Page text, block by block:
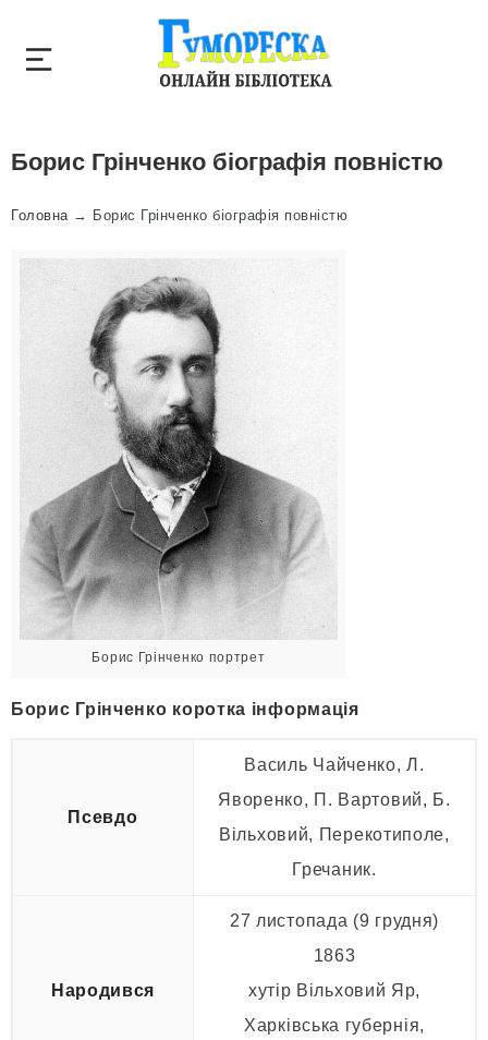
Борис Грінченко біографія повністю
Головна→ Борис Грінченко біографія повністю
Борис Грінченко портрет
Борис Грінченко коротка інформація
Псевдо
Василь Чайченко, Л.
Яворенко, П. Вартовий, Б.
Вільховий, Перекотиполе,
Гречаник.
Народився
27 листопада (9 грудня)
1863
хутір Вільховий Яр,
Харківська губернія,